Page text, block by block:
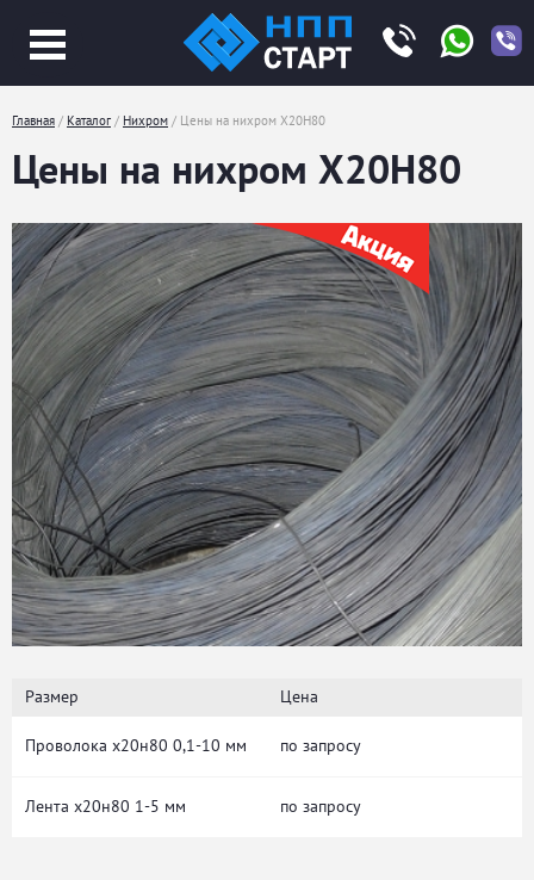
Вы
Главная / Каталог / Нихром / Цены на нихром Х20Н80
Цены на нихром Х20Н80
Размер Цена
Проволока х20н80 0,1-10 мм по запросу
Лента х20н80 1-5 мм по запросу